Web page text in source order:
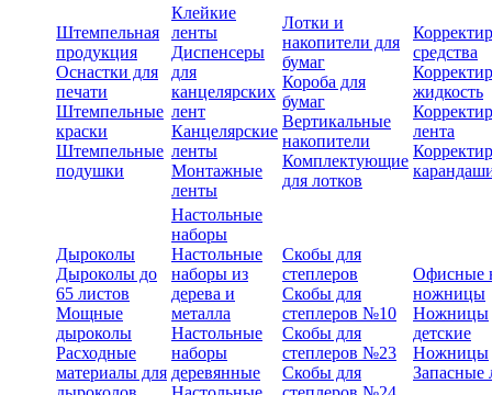
Штемпельная
продукция
Оснастки для
печати
Штемпельные
краски
Штемпельные
подушки
Клейкие
ленты
Диспенсеры
для
канцелярских
лент
Канцелярские
ленты
Монтажные
ленты
Лотки и
накопители для
бумаг
Короба для
бумаг
Вертикальные
накопители
Комплектующие
для лотков
средства
жидкость
лента
Дыроколы
Дыроколы до
65 листов
Мощные
дыроколы
Расходные
материалы для
Настольные
наборы
Настольные
наборы из
дерева и
металла
Настольные
наборы
деревянные
Скобы для
степлеров
Скобы для
степлеров №10
Скобы для
степлеров №23
Скобы для
Офисные
ножницы
Ножницы
детские
Ножницы
Запасные